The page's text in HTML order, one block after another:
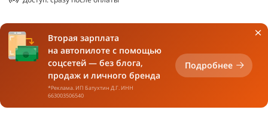
Вторая зарплата
на автопилоте с помощью
соцсетей — без блога,
продаж и личного бренда
*Реклама. ИП Батухтин Д.Г. ИНН
663003506540
Подробнее